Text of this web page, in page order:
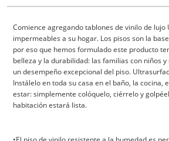
Comience agregando tablones de vinilo de lujo
impermeables a su hogar. Los pisos son la
por eso que hemos formulado este producto
belleza y la durabilidad: las familias con niños
un desempeño excepcional del piso.
Instálelo en toda su casa en el baño, la cocina,
estar: simplemente colóquelo, ciérrelo y
habitación estará lista.